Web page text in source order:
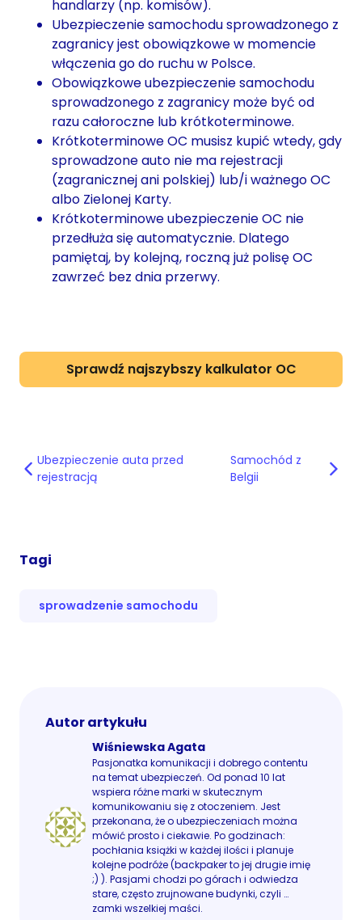
handlarzy (np. komisów).
Ubezpieczenie samochodu sprowadzonego z
zagranicy jest obowiązkowe w momencie
włączenia go do ruchu w Polsce.
Obowiązkowe ubezpieczenie samochodu
sprowadzonego z zagranicy może być od
razu całoroczne lub krótkoterminowe.
Krótkoterminowe OC musisz kupić wtedy, gdy
sprowadzone auto nie ma rejestracji
(zagranicznej ani polskiej) lub/i ważnego OC
albo Zielonej Karty.
Krótkoterminowe ubezpieczenie OC nie
przedłuża się automatycznie. Dlatego
pamiętaj, by kolejną, roczną już polisę OC
zawrzeć bez dnia przerwy.
Sprawdź najszybszy kalkulator OC
Ubezpieczenie auta przed
rejestracją
Samochód z
Belgii
Tagi
sprowadzenie samochodu
Autor artykułu
Wiśniewska Agata
Pasjonatka komunikacji i dobrego contentu
na temat ubezpieczeń. Od ponad 10 lat
wspiera różne marki w skutecznym
komunikowaniu się z otoczeniem. Jest
przekonana, że o ubezpieczeniach można
mówić prosto i ciekawie. Po godzinach:
pochłania książki w każdej ilości i planuje
kolejne podróże (backpaker to jej drugie imię
;) ). Pasjami chodzi po górach i odwiedza
stare, często zrujnowane budynki, czyli …
zamki wszelkiej maści.